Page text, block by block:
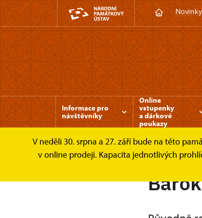
Novinky
Informace pro
návštěvníky
Online
vstupenky
a dárkové
poukazy
V neděli 30. srpna a 27. září bude na této
v online prodeji. Kapacita jednotlivých
Mnichovo Hradiště O zámku